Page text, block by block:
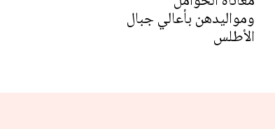
ومواليدهن بأعالي جبال
الأطلس